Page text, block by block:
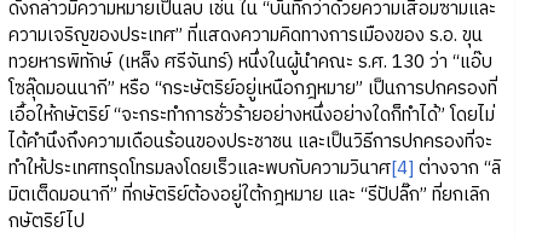
ดังกล่าวมีความหมายเป็นลบ เช่น ใน “บันทึกว่าด้วยความเสื่อมซามและ
ความเจริญของประเทศ” ที่แสดงความคิดทางการเมืองของ ร.อ. ขุน
ทวยหารพิทักษ์ (เหล็ง ศรีจันทร์) หนึ่งในผู้นำคณะ ร.ศ. 130 ว่า “แอ๊บ
โซลุ๊ดมอนนากี” หรือ “กระษัตริย์อยู่เหนือกฎหมาย” เป็นการปกครองที่
เอื้อให้กษัตริย์ “จะกระทำการชั่วร้ายอย่างหนึ่งอย่างใดก็ทำได้” โดยไม่
ได้คำนึงถึงความเดือนร้อนของประชาชน และเป็นวิธีการปกครองที่จะ
ทำให้ประเทศทรุดโทรมลงโดยเร็วและพบกับความวินาศ[4] ต่างจาก “ลิ
มิตเต็ดมอนากี” ที่กษัตริย์ต้องอยู่ใต้กฎหมาย และ “รีปัปลิ๊ก” ที่ยกเลิก
กษัตริย์ไป